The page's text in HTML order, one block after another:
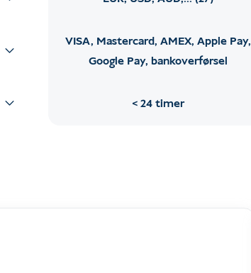
VISA, Mastercard, AMEX, Apple Pay,
Google Pay, bankoverførsel
24 timer